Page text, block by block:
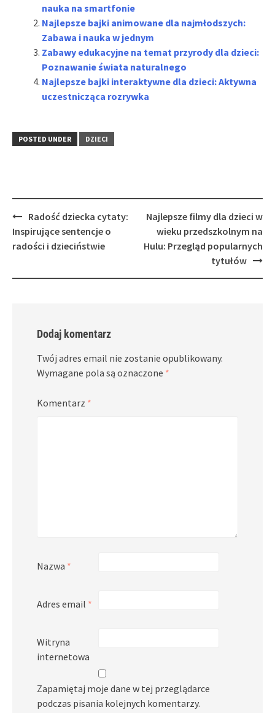
nauka na smartfonie
Najlepsze bajki animowane dla najmłodszych:
Zabawa i nauka w jednym
Zabawy edukacyjne na temat przyrody dla dzieci:
Poznawanie świata naturalnego
Najlepsze bajki interaktywne dla dzieci: Aktywna
uczestnicząca rozrywka
POSTED UNDER DZIECI
Post
navigation
Radość dziecka cytaty:
Inspirujące sentencje o
radości i dzieciństwie
Najlepsze filmy dla dzieci w
wieku przedszkolnym na
Hulu: Przegląd popularnych
tytułów
Dodaj komentarz
Twój adres email nie zostanie opublikowany.
Wymagane pola są oznaczone *
Komentarz *
Nazwa *
Adres email *
Witryna
internetowa
Zapamiętaj moje dane w tej przeglądarce
podczas pisania kolejnych komentarzy.